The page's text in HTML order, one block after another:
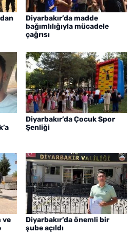
Diyarbakır’da madde
bağımlılığıyla mücadele
çağrısı
Diyarbakır’da Çocuk Spor
Şenliği
ve
Diyarbakır’da önemli bir
şube açıldı